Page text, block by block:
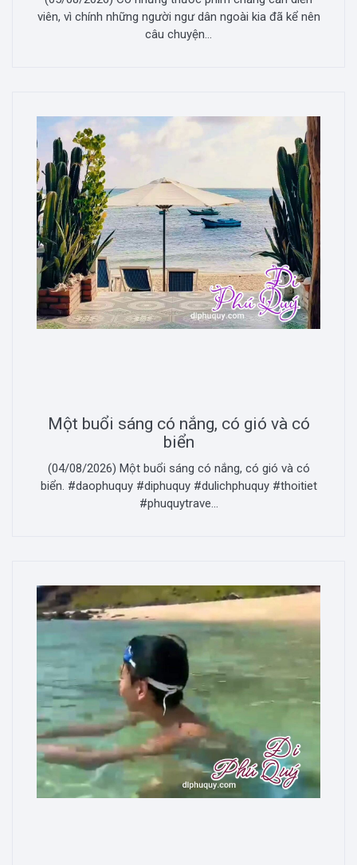
viên, vì chính những người ngư dân ngoài kia đã kể nên
câu chuyện...
Một buổi sáng có nắng, có gió và có
biển
(04/08/2026) Một buổi sáng có nắng, có gió và có
biển. #daophuquy #diphuquy #dulichphuquy #thoitiet
#phuquytrave...